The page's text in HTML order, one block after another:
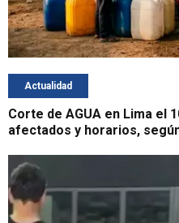
Actualidad
Corte de AGUA en Lima el
afectados y horarios,